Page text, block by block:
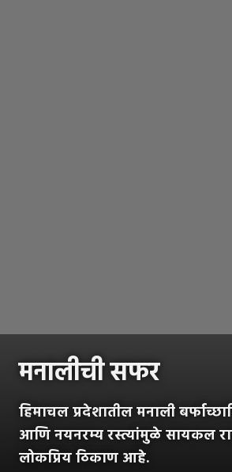
मनालीची सफर
हिमाचल प्रदेशातील मनाली
आणि नयनरम्य रस्त्यांमुळे सायकल
लोकप्रिय ठिकाण आहे.